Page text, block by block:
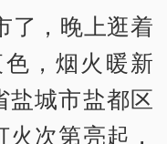
了，晚上逛着
，烟火暖新
盐城市盐都区
次第亮起，